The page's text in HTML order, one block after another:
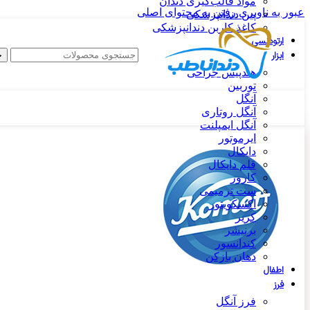
عبور به ناوبریرفتن به محتوای اصلی
پین دندانپزشکی
کاغذ کاربن دندانپزشکی
ارتودنسی
ابزار
هندپیس جراحی
توربین
آنگل
آنگل روتاری
آنگل ایمپلنت
ایرموتور
دایکال
قلم دایکال
کارور
ست ترمیمی
اکسکویتور
کریر
برنیشر
کندانسور
دهان بازکن
اطفال
فرز
فرز آنگل